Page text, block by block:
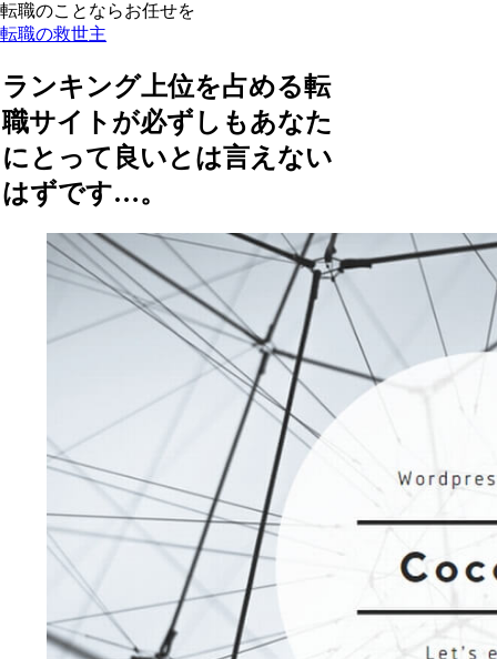
転職のことならお任せを
転職の救世主
ランキング上位を占める転
職サイトが必ずしもあなた
にとって良いとは言えない
はずです…。